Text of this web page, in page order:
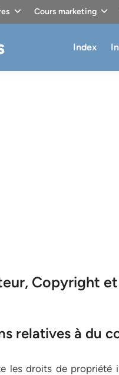
Cours marketing
Index
Copyright
relatives à du
les droits de